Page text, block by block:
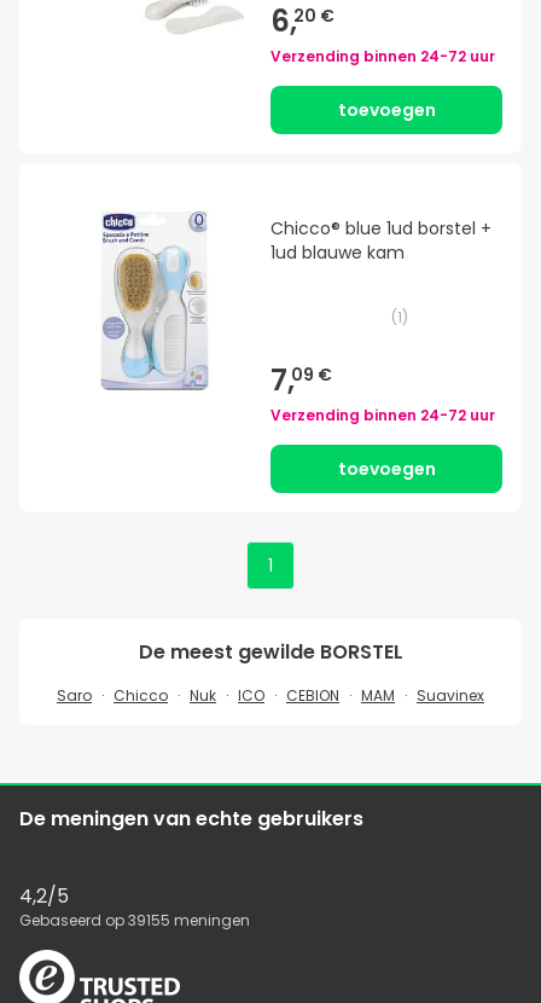
6,20 €
Verzending binnen 24-72 uur
toevoegen
Chicco® blue 1ud borstel +
1ud blauwe kam
(1)
7,09 €
Verzending binnen 24-72 uur
toevoegen
1
De meest gewilde BORSTEL
Saro Chicco Nuk ICO CEBION MAM Suavinex
De meningen van echte gebruikers
4,2/5
Gebaseerd op39155 meningen